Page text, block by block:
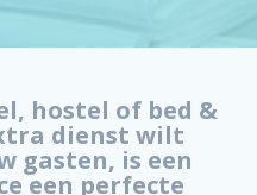
hostel of bed &
dienst wilt
gasten, is een
een perfecte